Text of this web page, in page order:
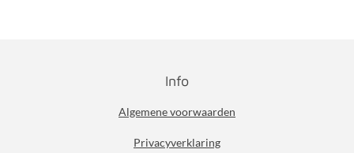
Info
Algemene voorwaarden
Privacyverklaring